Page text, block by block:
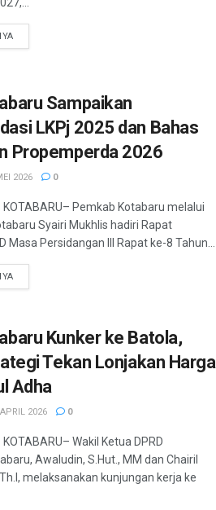
Sampaikan
LKPj 2025 dan Bahas
Propemperda 2026
2026 0
KOTABARU– Pemkab Kotabaru melalui
Syairi Mukhlis hadiri Rapat
Masa Persidangan III Rapat ke-8 Tahun...
Kunker ke Batola,
Tekan Lonjakan Harga
Adha
2026 0
KOTABARU– Wakil Ketua DPRD
Awaludin, S.Hut., MM dan Chairil
melaksanakan kunjungan kerja ke